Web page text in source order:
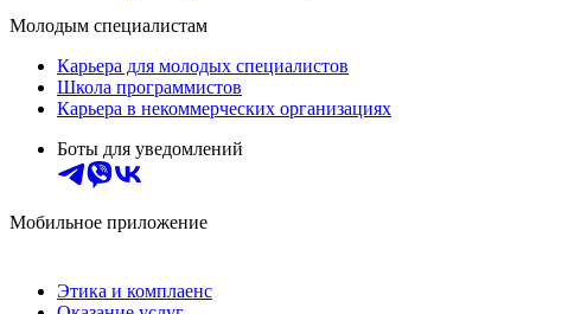
Молодым специалистам
Карьера для молодых специалистов
Школа программистов
Карьера в некоммерческих организациях
Боты для уведомлений
Мобильное приложение
Этика и комплаенс